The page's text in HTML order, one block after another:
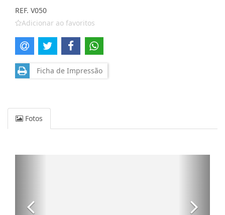
REF. V050
Adicionar ao favoritos
Ficha de Impressão
Fotos